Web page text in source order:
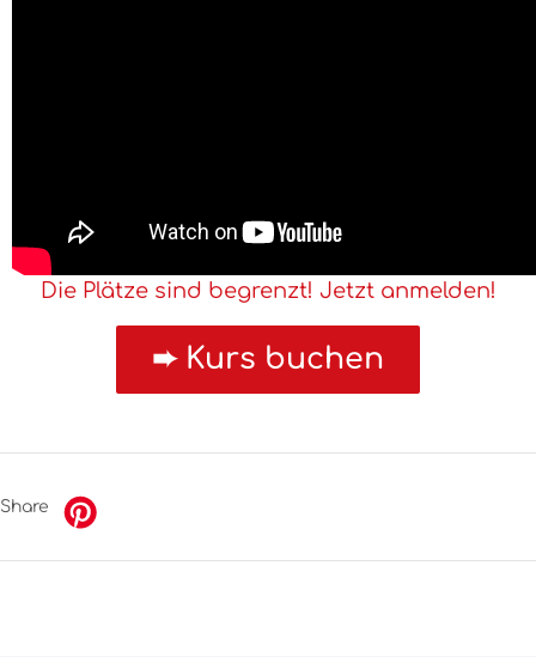
Die Plätze sind begrenzt! Jetzt anmelden!
Share